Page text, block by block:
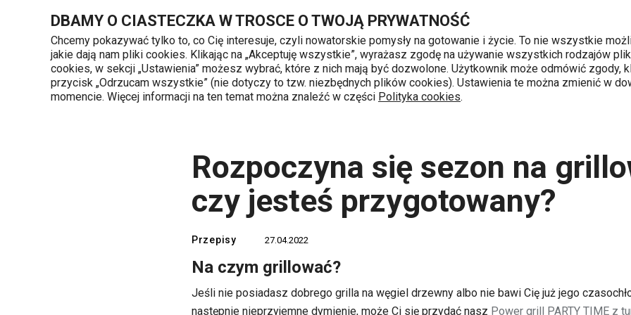
DBAMY O CIASTECZKA W TROSCE O TWOJĄ PRYWATNOŚĆ
Chcemy pokazywać tylko to, co Cię interesuje, czyli nowatorskie pomysły na gotowanie i życie. To nie wszystkie
jakie dają nam pliki cookies. Klikając na „Akceptuję wszystkie”, wyrażasz zgodę na używanie wszystkich rodzajów
cookies, w sekcji „Ustawienia” możesz wybrać, które z nich mają być dozwolone. Użytkownik może odmówić zgody,
przycisk „Odrzucam wszystkie” (nie dotyczy to tzw. niezbędnych plików cookies). Ustawienia te można zmienić w
momencie. Więcej informacji na ten temat można znaleźć w części Polityka cookies.
Przejdź do głównej zawartości
Przejdź do wyszukiwania
Przejdź do nawigacji
Kategorie produktów 720 809 700
Poniedziałek - piątek od 8 do 16
Rozpoczyna się sezon na
czy jesteś przygotowany?
Przepisy 27.04.2022
Na czym grillować?
Jeśli nie posiadasz dobrego grilla na węgiel drzewny albo nie bawi Cię już jego
następnie nieprzyjemne dymienie, może Ci się przydać nasz Power grill PARTY TIME z